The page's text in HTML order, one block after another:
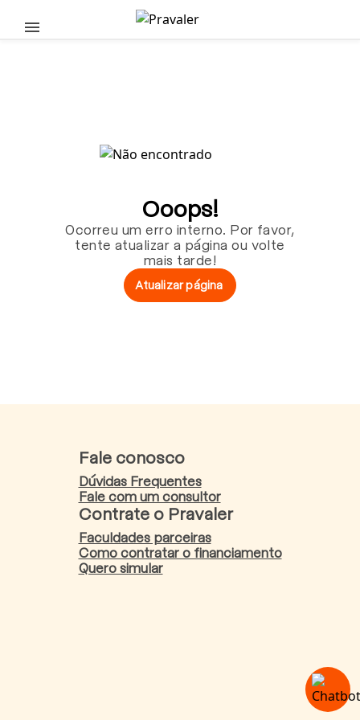
Pular para o conteúdo principal
Ooops!
Ocorreu um erro interno. Por favor,
tente atualizar a página ou volte
mais tarde!
Atualizar página
Fale conosco
Dúvidas Frequentes
Fale com um consultor
Contrate o Pravaler
Faculdades parceiras
Como contratar o financiamento
Quero simular